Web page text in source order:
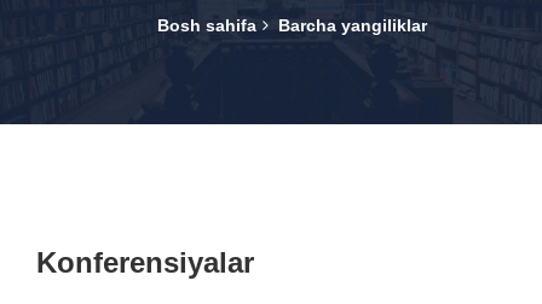
Bosh sahifa Barcha yangiliklar
Konferensiyalar